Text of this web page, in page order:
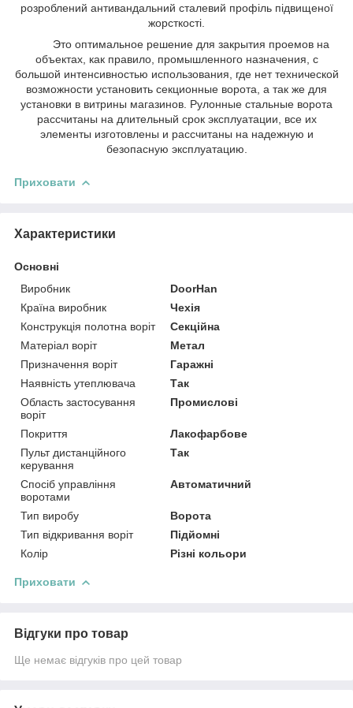
розроблений антивандальний сталевий профіль підвищеної
жорсткості.
Это оптимальное решение для закрытия проемов на
объектах, как правило, промышленного назначения, с
большой интенсивностью использования, где нет технической
возможности установить секционные ворота, а так же для
установки в витрины магазинов. Рулонные стальные ворота
рассчитаны на длительный срок эксплуатации, все их
элементы изготовлены и рассчитаны на надежную и
безопасную эксплуатацию.
Приховати
Характеристики
Основні
Виробник
DoorHan
Країна виробник
Чехія
Конструкція полотна воріт
Секційна
Матеріал воріт
Метал
Призначення воріт
Гаражні
Наявність утеплювача
Так
Область застосування
воріт
Промислові
Покриття
Лакофарбове
Пульт дистанційного
керування
Так
Спосіб управління
воротами
Автоматичний
Тип виробу
Ворота
Тип відкривання воріт
Підйомні
Колір
Різні кольори
Приховати
Відгуки про товар
Ще немає відгуків про цей товар